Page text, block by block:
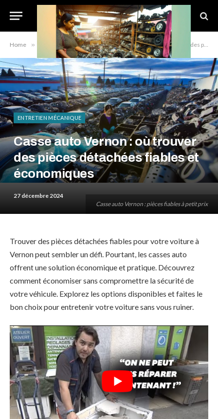
Home » Entretien mécanique » Casse auto Vernon : où trouver des pièces détachées fiables et économiques
Casse auto Vernon : pièces fiables à petit prix
ENTRETIEN MÉCANIQUE
Casse auto Vernon : où trouver
des pièces détachées fiables et
économiques
27 décembre 2024
Trouver des pièces détachées fiables pour votre voiture à
Vernon peut sembler un défi. Pourtant, les casses auto
offrent une solution économique et pratique. Découvrez
comment économiser sans compromettre la sécurité de
votre véhicule. Explorez les options disponibles et faites le
bon choix pour entretenir votre voiture sans vous ruiner.